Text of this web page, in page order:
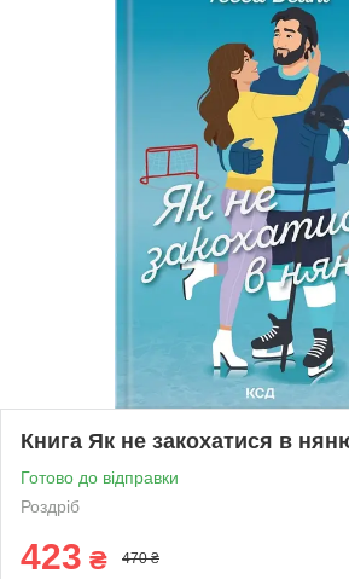
Книга Як не закохатися в
Готово до відправки
Роздріб
423 ₴ 470 ₴